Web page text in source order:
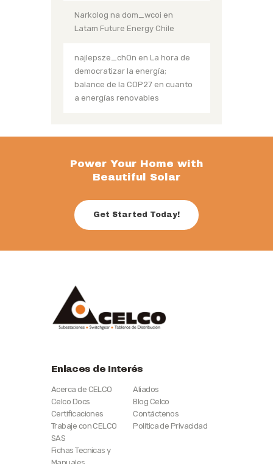
Narkolog na dom_wcoi en
Latam Future Energy Chile
najlepsze_chOn enLa hora de
democratizar la energía;
balance de la COP27 en cuanto
a energías renovables
Power Your Home with
Beautiful Solar
Get Started Today!
Enlaces de Interés
Acerca de CELCO
Aliados
Celco Docs
Blog Celco
Certificaciones
Contáctenos
Trabaje con CELCO
SAS
Política de Privacidad
Fichas Tecnicas y